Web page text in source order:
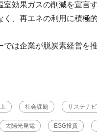
室効果ガスの削減を宣言
く、再エネの利用に積極
では企業が脱炭素経営を
社会課題 サステナ
太陽光発電 ESG投資